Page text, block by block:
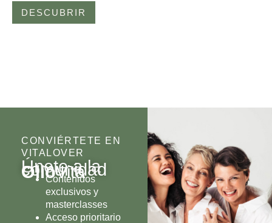
DESCUBRIR
CONVIÉRTETE EN
VITALOVER
Únete a la
comunidad
OlioVita
Contenidos
exclusivos y
masterclasses
Acceso prioritario